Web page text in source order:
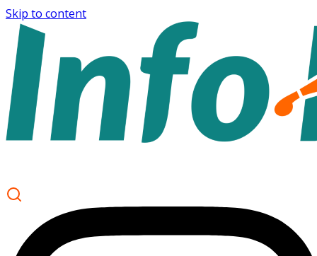
Skip to content